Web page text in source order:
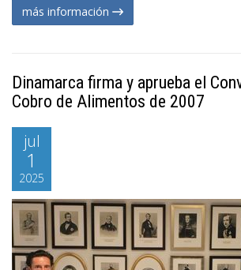
más información
Dinamarca firma y aprueba el
Cobro de Alimentos de 2007
jul
1
2025